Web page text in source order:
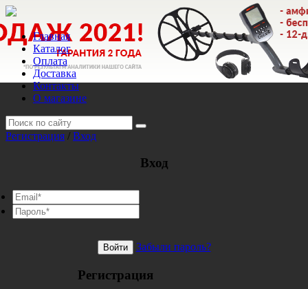
Главная
Каталог
Оплата
Доставка
Контакты
О магазине
Регистрация / Вход
Вход
Войти Забыли пароль?
Регистрация